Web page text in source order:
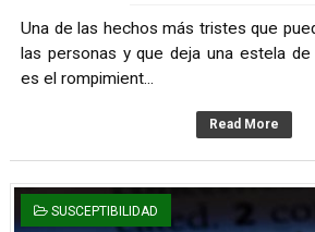
Una de las hechos más tristes que
las personas y que deja una estela
es el rompimient...
Read More
SUSCEPTIBILIDAD